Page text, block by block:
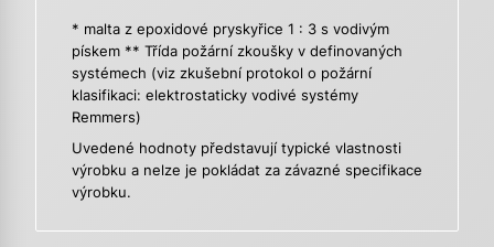
* malta z epoxidové pryskyřice 1 : 3 s vodivým
pískem ** Třída požární zkoušky v definovaných
systémech (viz zkušební protokol o požární
klasifikaci: elektrostaticky vodivé systémy
Remmers)
Uvedené hodnoty představují typické vlastnosti
výrobku a nelze je pokládat za závazné specifikace
výrobku.